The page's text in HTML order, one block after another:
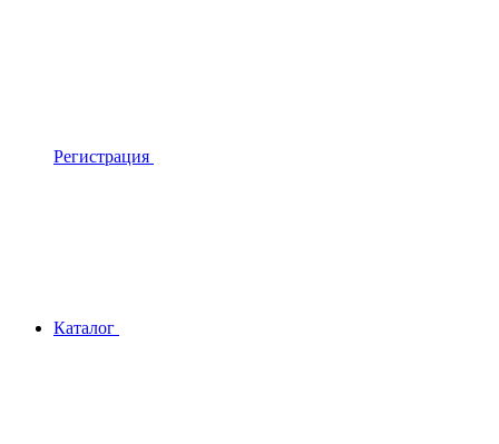
Регистрация
Каталог